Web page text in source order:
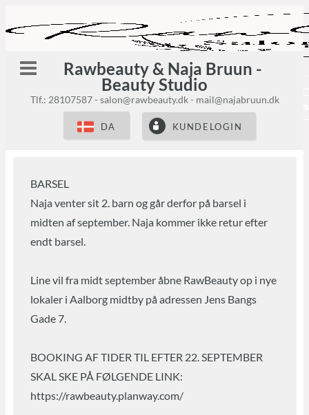
til
Behandlinger
Permanent Makeup
Fineline tatoveringer
Lash Lift og Brow Lamination
Negle
Galleri
Priser
Gavekort
Kontakt